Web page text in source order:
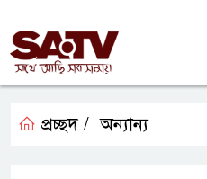
প্রচ্ছদ / অন্যান্য